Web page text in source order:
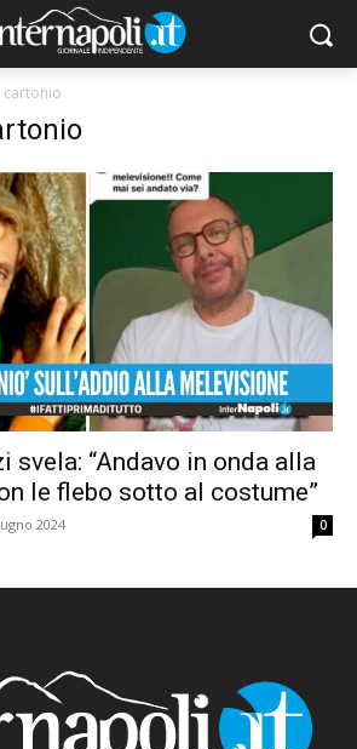
cartonio
svela: “Andavo in onda alla
le flebo sotto al costume”
2024 0